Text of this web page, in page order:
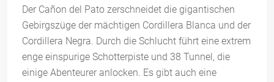
Der Cañon del Pato zerschneidet die gigantischen
Gebirgszüge der mächtigen Cordillera Blanca und der
Cordillera Negra. Durch die Schlucht führt eine extrem
enge einspurige Schotterpiste und 38 Tunnel, die
einige Abenteurer anlocken. Es gibt auch eine